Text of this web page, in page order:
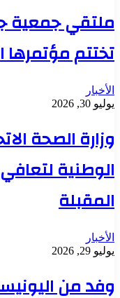
ملتقي جمعية
تختتم
الأخبار
يوليو 30, 2026
وزارة الصحة
الوطنية
المقبلة
الأخبار
يوليو 29, 2026
وفد من